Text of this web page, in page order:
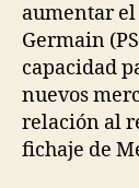
aumentar
Germain
capacidad
nuevos
relación al
fichaje de